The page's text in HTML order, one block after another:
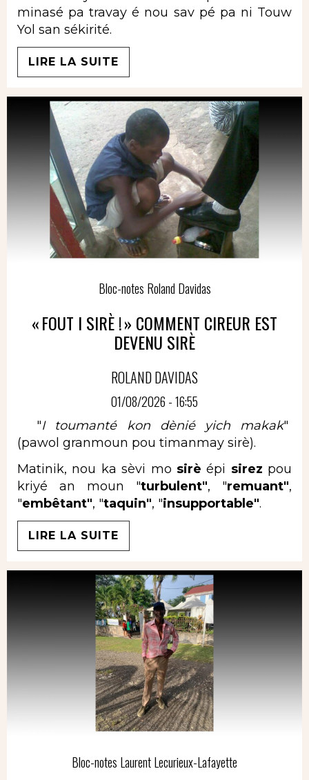
minasé pa travay é nou sav pé pa ni Touw
Yol san sékirité.
LIRE LA SUITE
Bloc-notes Roland Davidas
« FOUT I SIRÈ ! » COMMENT CIREUR EST
DEVENU SIRÈ
ROLAND DAVIDAS
01/08/2026 - 16:55
"I toumanté kon dènié yich makak"
(pawol granmoun pou timanmay sirè).
Matinik, nou ka sèvi mo sirè épi sirez pou
kriyé an moun "turbulent", "remuant",
"embêtant", "taquin", "insupportable".
LIRE LA SUITE
Bloc-notes Laurent Lecurieux-Lafayette